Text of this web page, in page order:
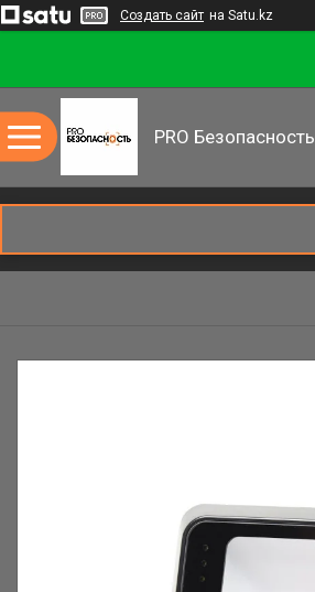
Создать сайт на Satu.kz
PRO Безопасность